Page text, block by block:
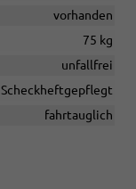
vorhanden
75 kg
unfallfrei
Scheckheftgepflegt
fahrtauglich